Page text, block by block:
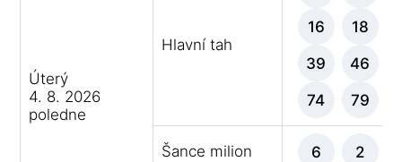
Úterý
4. 8. 2026
poledne
Hlavní tah
16 18
39 46
74 79
Šance milion 6 2